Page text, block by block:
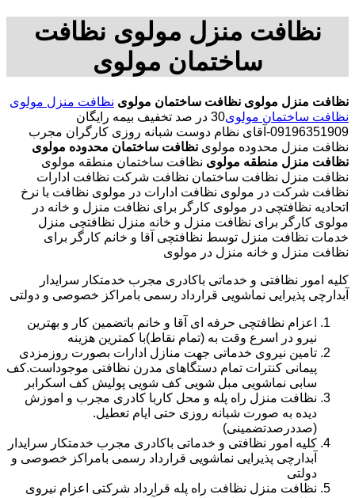
نظافت منزل مولوی نظافت
ساختمان مولوی
نظافت منزل مولوی نظافت ساختمان مولوی نظافت منزل مولوی
نظافت ساختمان مولوی
30 در صد تخفیف بیمه رایگان
09196351909-آقای نظام دوست شبانه روزی کارگران مجرب
نظافت منزل محدوده مولوی نظافت ساختمان محدوده مولوی
نظافت منزل منطقه مولوی نظافت ساختمان منطقه مولوی
نظافت منزل نظافت ساختمان نظافت شرکت نظافت ادارات
نظافت شرکت در مولوی نظافت ادارات در مولوی نظافت با نرخ
اتحادیه نظافتچی در مولوی کارگر برای نظافت منزل و خانه در
مولوی کارگر برای نظافت منزل و خانه منزل نظافتچی منزل
خدمات نظافت منزل توسط نظافتچی آقا و خانم کارگر برای
نظافت منزل و خانه منزل در مولوی
کلیه امور نظافتی و خدماتی باکادری مجرب خدمتکار سرایدار
آبدارچی پذیرایی نماشویی قرارداد رسمی بامراکز خصوصی و دولتی
اعزام نظافتچی حرفه ای آقا و خانم باتضمین کار و بهترین
نیرو در اسرع وقت به (تمام نقاط)با کمترین هزینه
تامین نیروی خدماتی جهت منازل ادارات بصورت روزمزدی
پیمانی کنترات تمام دستگاهای مدرن نظافتی موجوداست.کف
سابی نماشویی مبل شویی کف شویی پولیش کف اسکرابر
نظافت منزل راه پله و محل کاربا کادری مجرب و اموزش
دیده به صورت شبانه روزی حتی ایام تعطیل.
(صددرصدتضمینی)
کلیه امور نظافتی و خدماتی باکادری مجرب خدمتکار سرایدار
آبدارچی پذیرایی نماشویی قرارداد رسمی بامراکز خصوصی و
دولتی
نظافت منزل نظافت راه پله قرارداد شرکتی اعزام نیروی